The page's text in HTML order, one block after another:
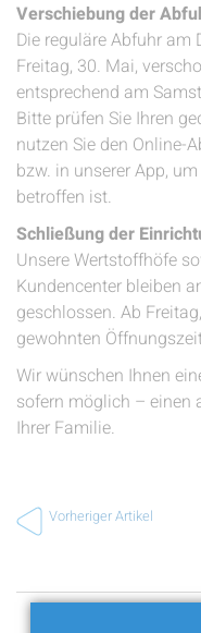
Verschiebung der
Die reguläre Abfuhr am
Freitag, 30. Mai,
entsprechend am
Bitte prüfen Sie Ihren
nutzen Sie den Online-
bzw. in unserer App,
betroffen ist.
Schließung der
Unsere Wertstoffhöfe
Kundencenter bleiben
geschlossen. Ab
gewohnten
Wir wünschen Ihnen
sofern möglich – einen
Ihrer Familie.
Vorheriger Artikel